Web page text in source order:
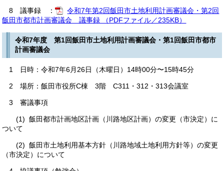
8 議事録 ：
令和7年第2回飯田市土地利用計画審議会・第2回
飯田市都市計画審議会 議事録 （PDFファイル／235KB）
令和7年度 第1回飯田市土地利用計画審議会・第1回飯田市都市
計画審議会
1 日時：令和7年6月26日（木曜日）14時00分〜15時45分
2 場所：飯田市役所C棟 3階 C311・312・313会議室
3 審議事項
(1) 飯田都市計画地区計画（川路地区計画）の変更（市決定）に
ついて
(2) 飯田市土地利用基本方針（川路地域土地利用方針等）の変更
（市決定）について